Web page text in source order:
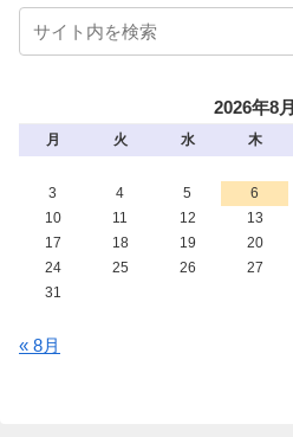
2026年8月
月 火 水 木
3
4 5 6
10
11 12 13
17
18 19 20
24
25 26 27
31
« 8月